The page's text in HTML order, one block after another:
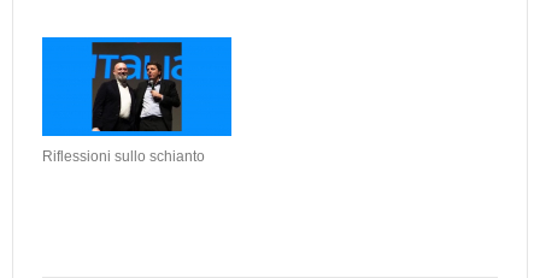
Riflessioni sullo schianto